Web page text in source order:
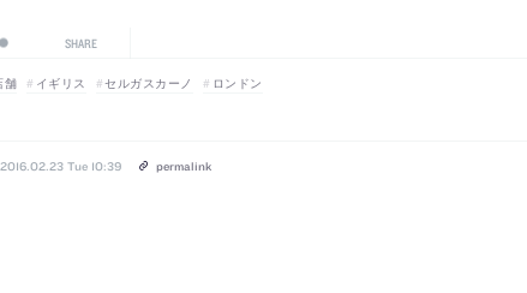
SHARE
舗 イギリス セルガスカーノ ロンドン
2016.02.23 Tue 10:39 permalink